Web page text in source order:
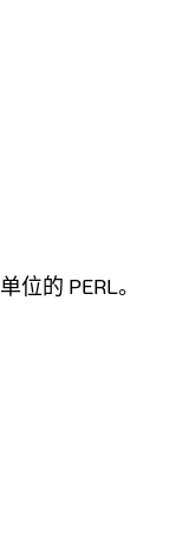
位的 PERL。